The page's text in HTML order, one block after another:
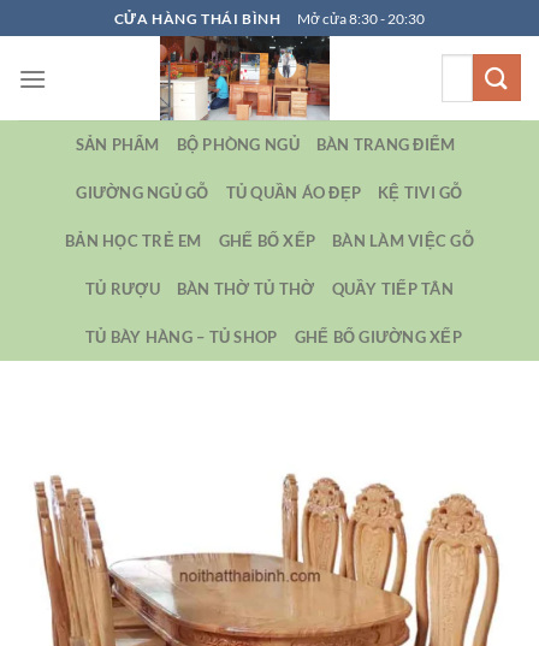
qua
nội
CỬA HÀNG THÁI BÌNH Mở cửa 8:30 - 20:30
SẢN PHẨM BỘ PHÒNG NGỦ BÀN TRANG ĐIỂM
GIƯỜNG NGỦ GỖ TỦ QUẦN ÁO ĐẸP KỆ TIVI GỖ
BẢN HỌC TRẺ EM GHẾ BỐ XẾP BÀN LÀM VIỆC GỖ
TỦ RƯỢU BÀN THỜ TỦ THỜ QUẦY TIẾP TÂN
TỦ BÀY HÀNG – TỦ SHOP GHẾ BỐ GIƯỜNG XẾP